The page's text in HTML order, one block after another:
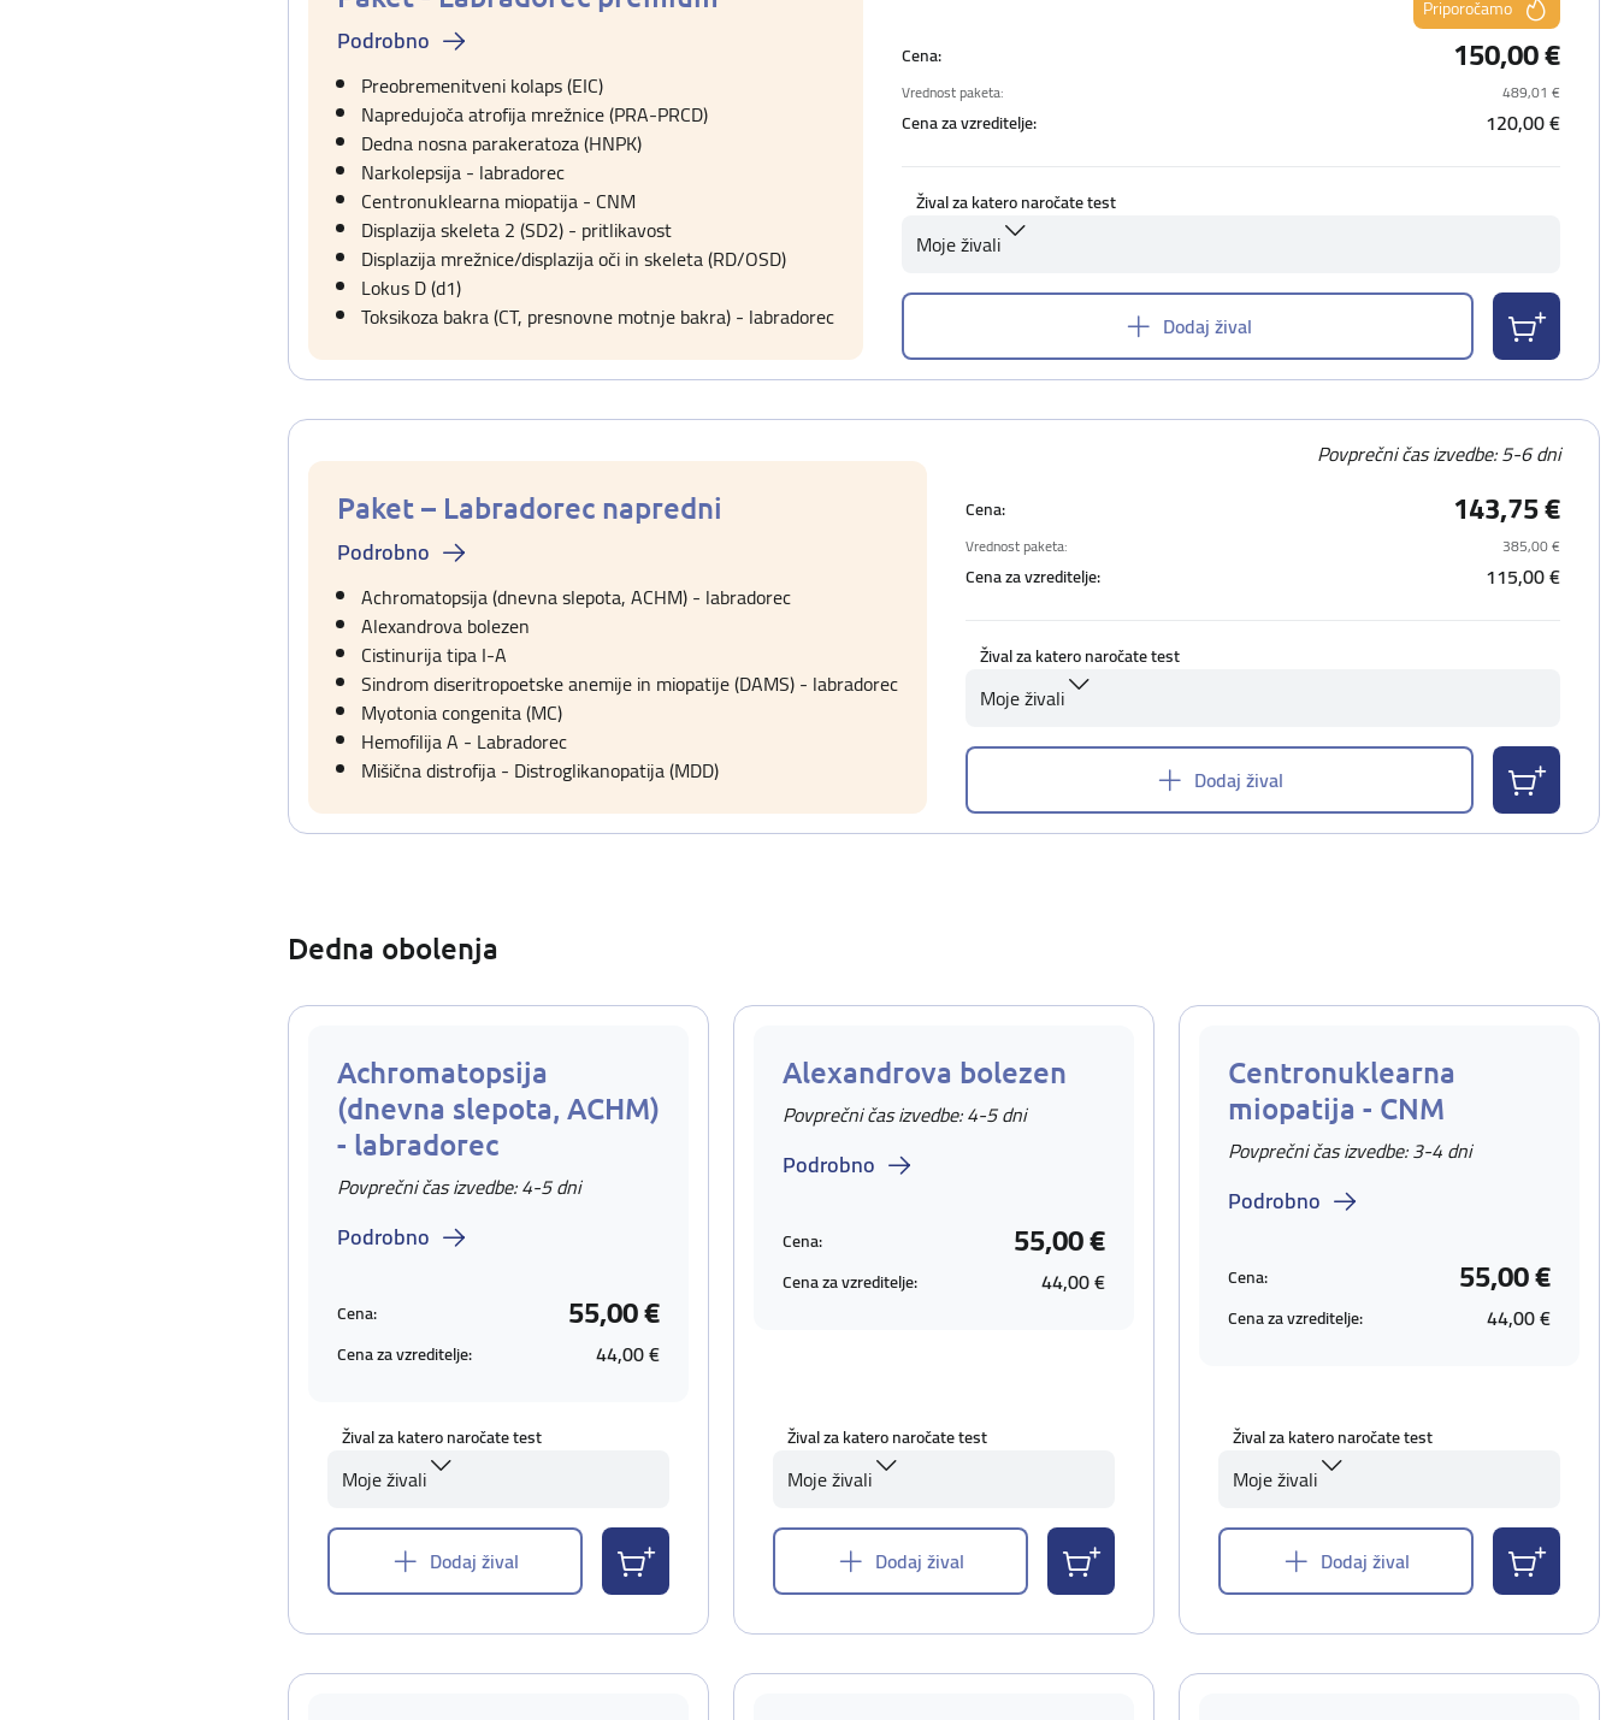
Podrobno
Preobremenitveni kolaps (EIC)
Napredujoča atrofija mrežnice (PRA-PRCD)
Dedna nosna parakeratoza (HNPK)
Narkolepsija - labradorec
Centronuklearna miopatija - CNM
Displazija skeleta 2 (SD2) - pritlikavost
Displazija mrežnice/displazija oči in skeleta (RD/OSD)
Lokus D (d1)
Toksikoza bakra (CT, presnovne motnje bakra) - labradorec
Priporočamo
Cena:
150,00 €
Vrednost paketa: 489,01 €
Cena za vzreditelje: 120,00 €
Žival za katero naročate test
Moje živali
Dodaj žival
Paket – Labradorec napredni
Podrobno
Achromatopsija (dnevna slepota, ACHM) - labradorec
Alexandrova bolezen
Cistinurija tipa I-A
Sindrom diseritropoetske anemije in miopatije (DAMS) - labradorec
Myotonia congenita (MC)
Hemofilija A - Labradorec
Mišična distrofija - Distroglikanopatija (MDD)
Povprečni čas izvedbe: 5-6 dni
Cena: 143,75 €
Vrednost paketa: 385,00 €
Cena za vzreditelje: 115,00 €
Žival za katero naročate test
Moje živali
Dodaj žival
Dedna obolenja
Achromatopsija
(dnevna slepota, ACHM)
- labradorec
Povprečni čas izvedbe: 4-5 dni
Podrobno
Cena: 55,00 €
Cena za vzreditelje: 44,00 €
Žival za katero naročate test
Moje živali
Dodaj žival
Alexandrova bolezen
Povprečni čas izvedbe: 4-5 dni
Podrobno
Cena: 55,00 €
Cena za vzreditelje: 44,00 €
Žival za katero naročate test
Moje živali
Dodaj žival
Centronuklearna
miopatija - CNM
Povprečni čas izvedbe: 3-4 dni
Podrobno
Cena: 55,00 €
Cena za vzreditelje: 44,00 €
Žival za katero naročate test
Moje živali
Dodaj žival